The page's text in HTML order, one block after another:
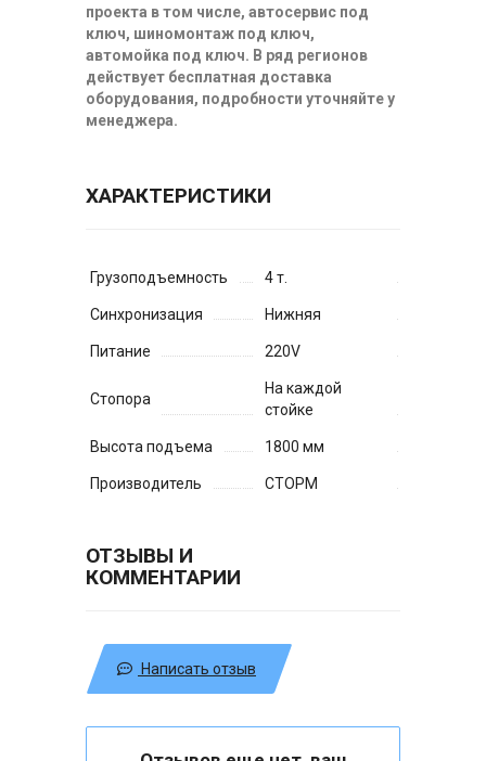
проекта в том числе, автосервис под
ключ, шиномонтаж под ключ,
автомойка под ключ. В ряд регионов
действует бесплатная доставка
оборудования, подробности уточняйте у
менеджера.
ХАРАКТЕРИСТИКИ
Грузоподъемность 4 т.
Синхронизация Нижняя
Питание 220V
Стопора
На каждой
стойке
Высота подъема 1800 мм
Производитель СТОРМ
ОТЗЫВЫ И
КОММЕНТАРИИ
Написать отзыв